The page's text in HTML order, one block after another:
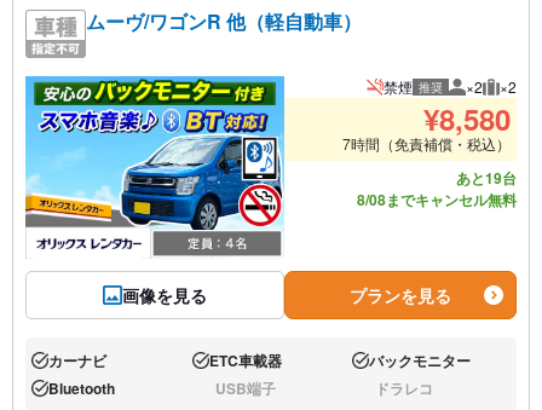
ムーヴ/ワゴンR 他（軽自動車）
画像を見る
禁煙 推奨 推奨人数
×2 推奨
×2
¥8,580
7時間（免責補償・税込）
あと19台
8/08までキャンセル無料
プランを見る
あり:カーナビ あり:ETC車載器 あり:バックモニター
あり:Bluetooth なし:USB端子 なし:ドラレコ